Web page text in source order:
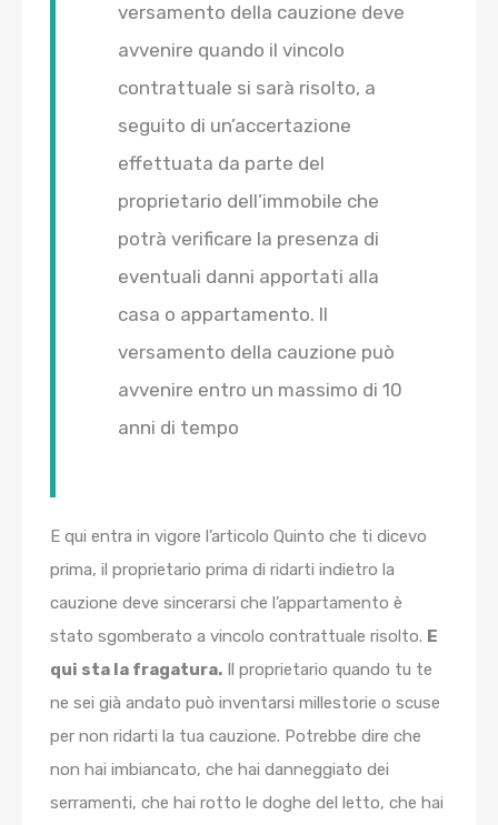
versamento della cauzione deve
avvenire quando il vincolo
contrattuale si sarà risolto, a
seguito di un’accertazione
effettuata da parte del
proprietario dell’immobile che
potrà verificare la presenza di
eventuali danni apportati alla
casa o appartamento. Il
versamento della cauzione può
avvenire entro un massimo di 10
anni di tempo
E qui entra in vigore l’articolo Quinto che ti dicevo
prima, il proprietario prima di ridarti indietro la
cauzione deve sincerarsi che l’appartamento è
stato sgomberato a vincolo contrattuale risolto. E
qui sta la fragatura. Il proprietario quando tu te
ne sei già andato può inventarsi millestorie o scuse
per non ridarti la tua cauzione. Potrebbe dire che
non hai imbiancato, che hai danneggiato dei
serramenti, che hai rotto le doghe del letto, che hai